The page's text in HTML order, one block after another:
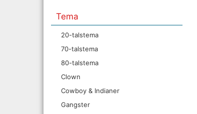
Tema
20-talstema
70-talstema
80-talstema
Clown
Cowboy & Indianer
Gangster